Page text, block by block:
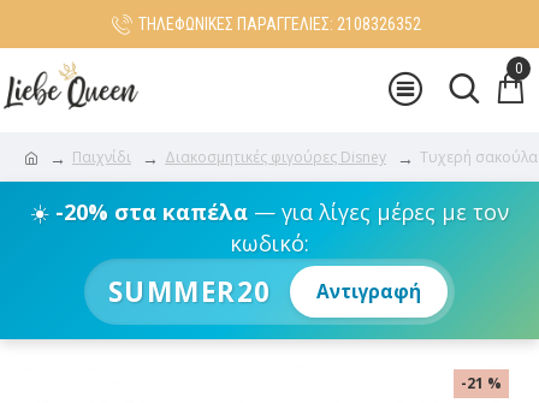
ΤΗΛΕΦΩΝΙΚΕΣ ΠΑΡΑΓΓΕΛΙΕΣ: 2108326352
0
Παιχνίδι Διακοσμητικές φιγούρες Disney Τυχερή σακούλα
☀️ -20% στα καπέλα— για λίγες μέρες με τον
κωδικό:
SUMMER20 Αντιγραφή
-21 %